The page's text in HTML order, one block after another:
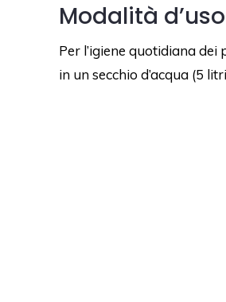
Modalità d’uso
Per l’igiene quotidiana
in un secchio d’acqua (5